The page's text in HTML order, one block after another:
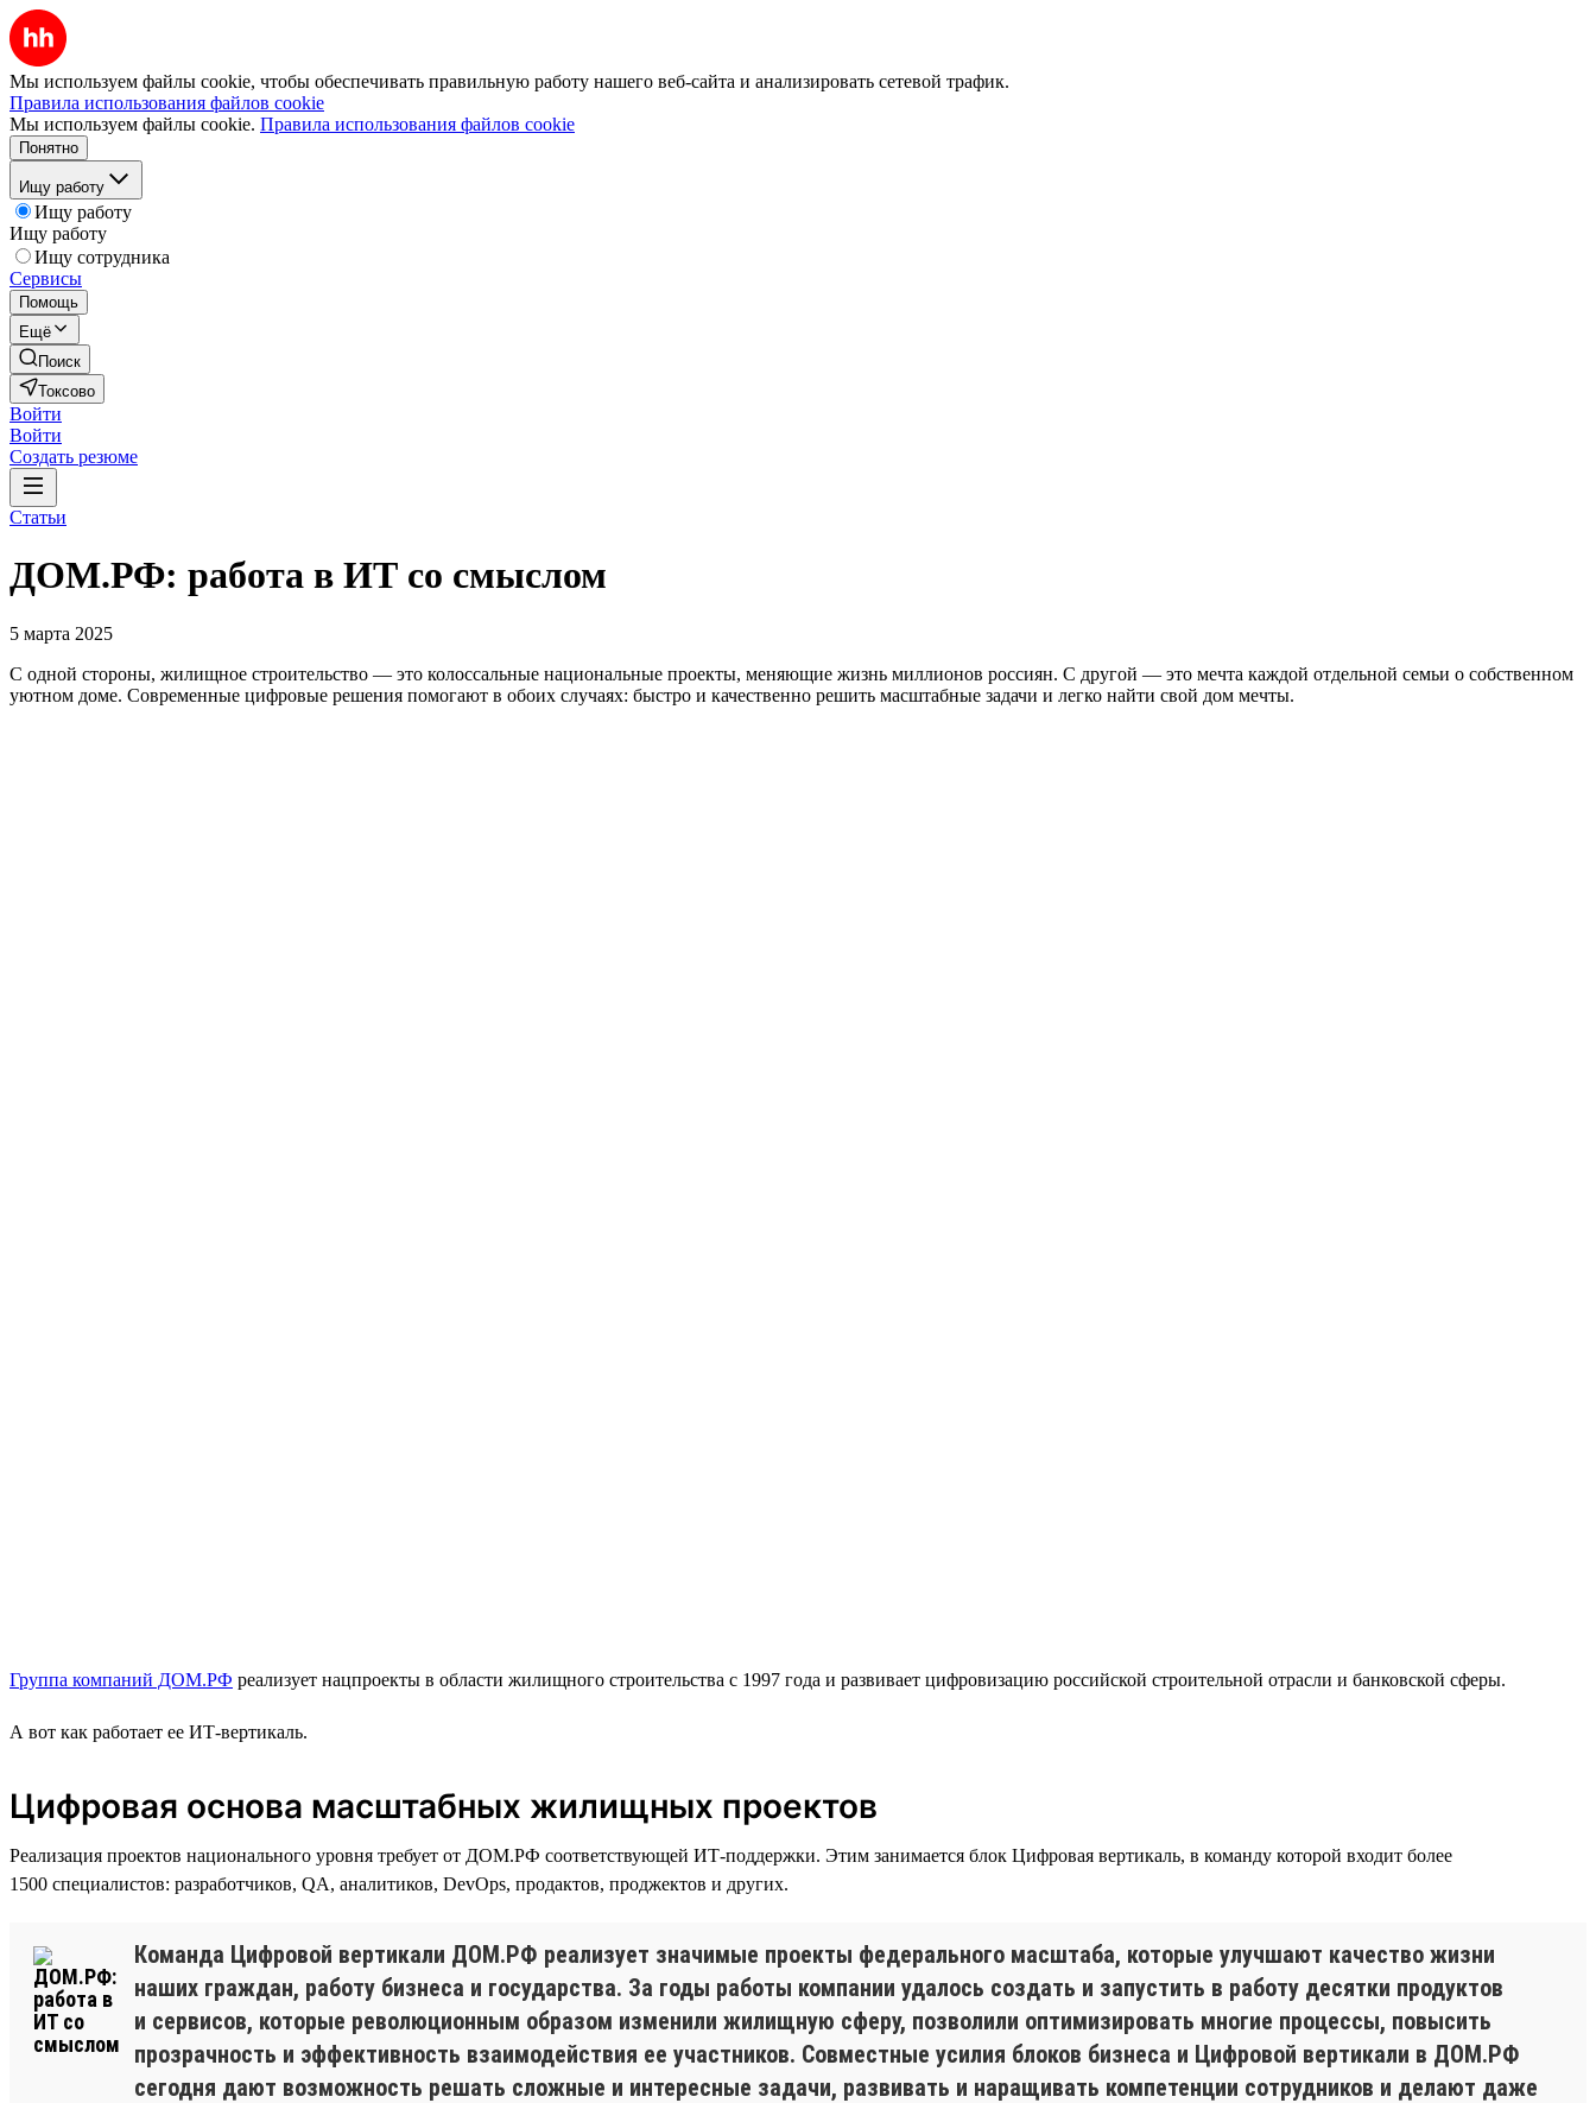
Мы используем файлы cookie, чтобы обеспечивать правильную работу нашего веб-сайта и анализировать сетевой трафик.
Правила использования файлов cookie
Мы используем файлы cookie. Правила использования файлов cookie
Понятно
Ищу работу
Ищу работу
Ищу работу
Ищу сотрудника
Сервисы
Помощь
Ещё
Поиск
Токсово
Войти
Войти
Создать резюме
Статьи
ДОМ.РФ: работа в ИТ со смыслом
5 марта 2025
С одной стороны, жилищное строительство — это колоссальные национальные проекты, меняющие жизнь миллионов россиян. С другой — это мечта каждой отдельной семьи о собственном
уютном доме. Современные цифровые решения помогают в обоих случаях: быстро и качественно решить масштабные задачи и легко найти свой дом мечты.
Группа компаний ДОМ.РФ реализует нацпроекты в области жилищного строительства с 1997 года и развивает цифровизацию российской строительной отрасли и банковской сферы.
А вот как работает ее ИТ-вертикаль.
Цифровая основа масштабных жилищных проектов
Реализация проектов национального уровня требует от ДОМ.РФ соответствующей ИТ-поддержки. Этим занимается блок Цифровая вертикаль, в команду которой входит более
1500 специалистов: разработчиков, QA, аналитиков, DevOps, продактов, проджектов и других.
Команда Цифровой вертикали ДОМ.РФ реализует значимые проекты федерального масштаба, которые улучшают качество жизни
наших граждан, работу бизнеса и государства. За годы работы компании удалось создать и запустить в работу десятки продуктов
и сервисов, которые революционным образом изменили жилищную сферу, позволили оптимизировать многие процессы, повысить
прозрачность и эффективность взаимодействия ее участников. Совместные усилия блоков бизнеса и Цифровой вертикали в ДОМ.РФ
сегодня дают возможность решать сложные и интересные задачи, развивать и наращивать компетенции сотрудников и делают даже